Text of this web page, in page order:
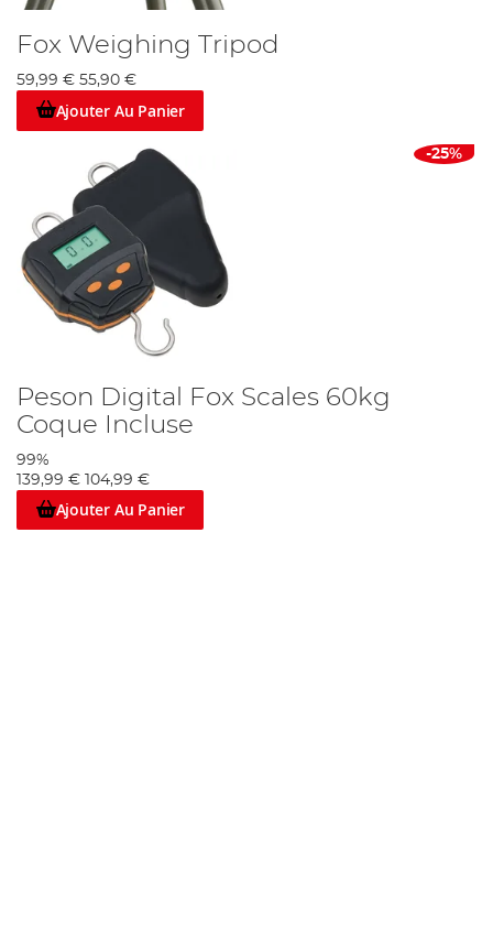
Fox Weighing Tripod
59,99 € 55,90 €
Ajouter Au Panier
-25%
Peson Digital Fox Scales 60kg
Coque Incluse
99%
139,99 € 104,99 €
Ajouter Au Panier